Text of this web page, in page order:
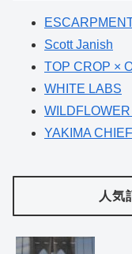
Scott Janish
TOP CROP ×
WHITE LABS
YAKIMA
人気